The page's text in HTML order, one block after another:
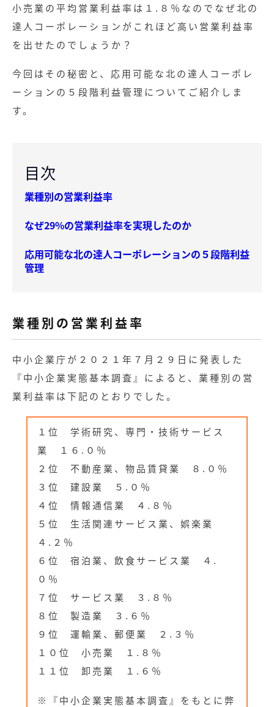
小売業の平均営業利益率は１.８％なのでなぜ北の
達人コーポレーションがこれほど高い営業利益率
を出せたのでしょうか？
今回はその秘密と、応用可能な北の達人コーポレ
ーションの５段階利益管理についてご紹介しま
す。
目次
業種別の営業利益率
なぜ29%の営業利益率を実現したのか
応用可能な北の達人コーポレーションの５段階利益
管理
業種別の営業利益率
中小企業庁が２０２１年７月２９日に発表した
『中小企業実態基本調査』によると、業種別の営
業利益率は下記のとおりでした。
１位 学術研究、専門・技術サービス
業 １６.０％
２位 不動産業、物品賃貸業 ８.０％
３位 建設業 ５.０％
４位 情報通信業 ４.８％
５位 生活関連サービス業、娯楽業
４.２％
６位 宿泊業、飲食サービス業 ４.
０％
７位 サービス業 ３.８％
８位 製造業 ３.６％
９位 運輸業、郵便業 ２.３％
１０位 小売業 １.８％
１１位 卸売業 １.６％
※『中小企業実態基本調査』をもとに弊